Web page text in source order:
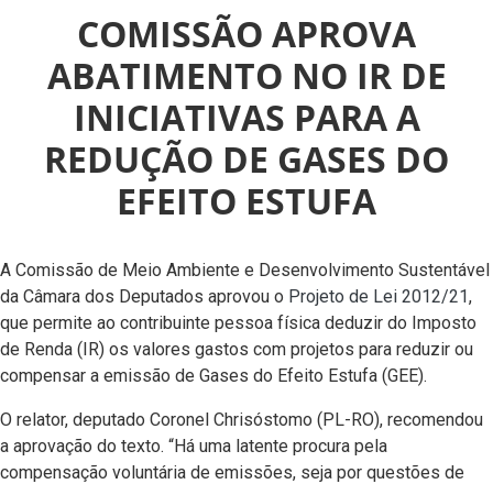
COMISSÃO APROVA
ABATIMENTO NO IR DE
INICIATIVAS PARA A
REDUÇÃO DE GASES DO
EFEITO ESTUFA
A Comissão de Meio Ambiente e Desenvolvimento Sustentável
da Câmara dos Deputados aprovou o Projeto de Lei 2012/21,
que permite ao contribuinte pessoa física deduzir do Imposto
de Renda (IR) os valores gastos com projetos para reduzir ou
compensar a emissão de Gases do Efeito Estufa (GEE).
O relator, deputado Coronel Chrisóstomo (PL-RO), recomendou
a aprovação do texto. “Há uma latente procura pela
compensação voluntária de emissões, seja por questões de